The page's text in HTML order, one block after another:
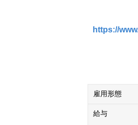
https://
雇用形態
給与